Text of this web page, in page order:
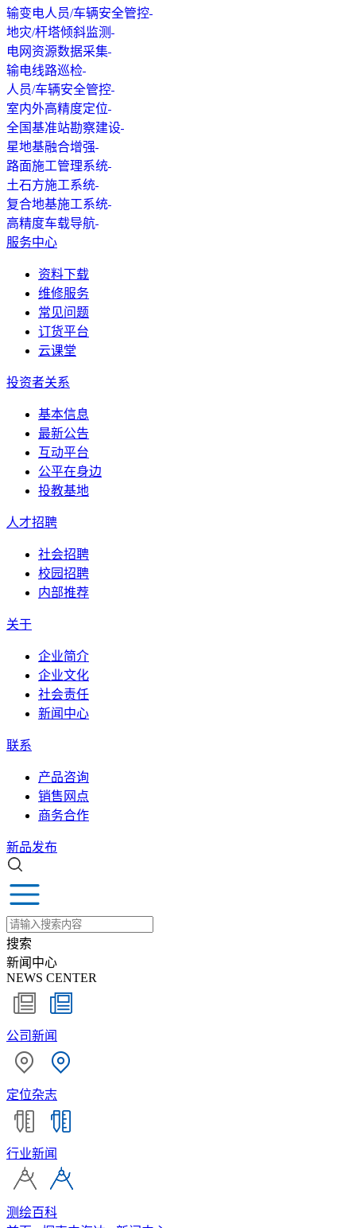
输变电人员/车辆安全管控
地灾/杆塔倾斜监测
电网资源数据采集
输电线路巡检
人员/车辆安全管控
室内外高精度定位
全国基准站勘察建设
星地基融合增强
路面施工管理系统
土石方施工系统
复合地基施工系统
高精度车载导航
服务中心
资料下载
维修服务
常见问题
订货平台
云课堂
投资者关系
基本信息
最新公告
互动平台
公平在身边
投教基地
人才招聘
社会招聘
校园招聘
内部推荐
关于
企业简介
企业文化
社会责任
新闻中心
联系
产品咨询
销售网点
商务合作
新品发布
搜索
新闻中心
NEWS CENTER
公司新闻
定位杂志
行业新闻
测绘百科